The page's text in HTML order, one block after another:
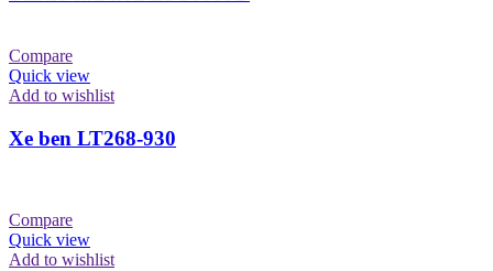
Compare
Quick view
Add to wishlist
Xe ben LT268-930
Compare
Quick view
Add to wishlist